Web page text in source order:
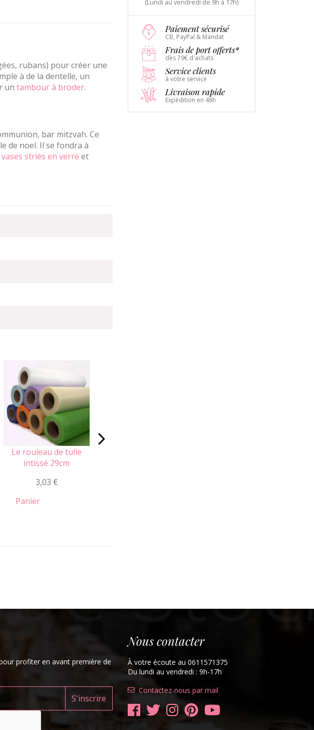
rubans) pour créer une
à de la dentelle, un
un tambour à broder.
bar mitzvah. Ce
de noel. Il se fondra à
vases striés en verre et
Le rouleau de tulle
intissé 29cm
3,03 €
Panier
(Lundi au vendredi de 9h à 17h)
Paiement sécurisé
CB, PayPal & Mandat
Frais de port offerts*
dès 79€ d'achats
Service clients
à votre service
Livraison rapide
Expédition en 48h
profiter en avant première de
Nous contacter
À votre écoute au 0611571375
Du lundi au vendredi : 9h-17h
Contactez-nous par mail